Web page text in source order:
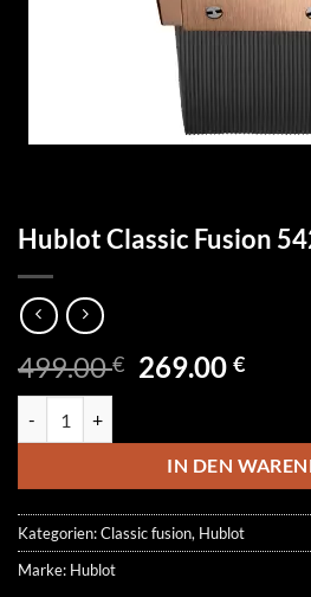
Hublot Classic Fusion
499.00€
499.00 €
269.00€
IN DEN
Kategorien:Classic fusion, Hublot
Marke: Hublot